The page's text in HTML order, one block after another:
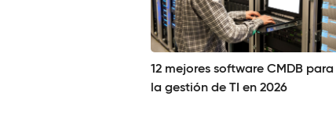
12 mejores software CMDB
la gestión de TI en 2026